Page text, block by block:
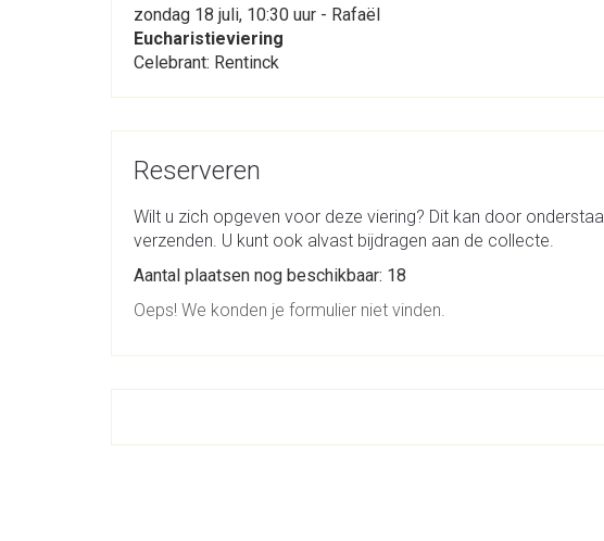
zondag 18 juli, 10:30 uur - Rafaël
Eucharistieviering
Celebrant: Rentinck
Reserveren
Wilt u zich opgeven voor deze viering? Dit kan door
verzenden. U kunt ook alvast bijdragen aan de collecte.
Aantal plaatsen nog beschikbaar: 18
Oeps! We konden je formulier niet vinden.